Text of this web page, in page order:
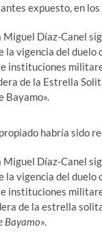
expuesto, en
Miguel Díaz-Canel
la vigencia del duelo
instituciones
de la Estrella
Bayamo».
habría sido
Miguel Díaz-Canel
la vigencia del
instituciones
de la estrella
Bayamo».